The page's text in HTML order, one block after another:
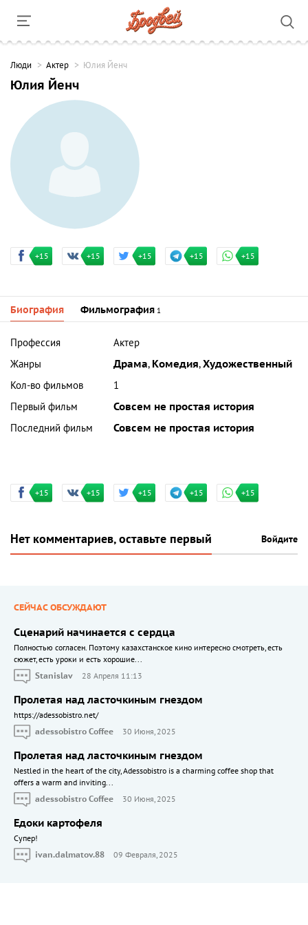
Люди Актер Юлия Йенч
Юлия Йенч
+15 +15 +15 +15 +15
Биография Фильмография 1
Профессия
Актер
Жанры
Драма, Комедия,Художественный
Кол-во фильмов
1
Первый фильм
Совсем не простая история
Последний фильм
Совсем не простая история
+15 +15 +15 +15 +15
Нет комментариев, оставьте первый Войдите
СЕЙЧАС ОБСУЖДАЮТ
Сценарий начинается с сердца
Полностью согласен. Поэтому казахстанское кино интересно смотреть, есть
сюжет, есть уроки и есть хорошие...
Stanislav
28 Апреля 11:13
Пролетая над ласточкиным гнездом
https://adessobistro.net/
adessobistro Coffee
30 Июня, 2025
Пролетая над ласточкиным гнездом
Nestled in the heart of the city, Adessobistro is a charming coffee shop that
offers a warm and inviting...
adessobistro Coffee
30 Июня, 2025
Едоки картофеля
Cупер!
ivan.dalmatov.88
09 Февраля, 2025